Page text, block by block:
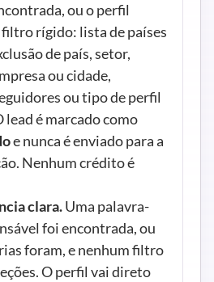
ou o perfil
rígido: lista de países
de país, setor,
ou cidade,
ou tipo de perfil
e nunca é enviado para a
Nenhum crédito é
clara. Uma palavra-
foi encontrada, ou
foram, e nenhum filtro
O perfil vai direto